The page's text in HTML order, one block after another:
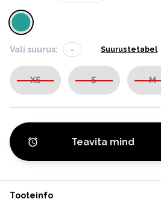
Vali suurus: - Suurustetabel
XS S M
Teavita mind
Tooteinfo